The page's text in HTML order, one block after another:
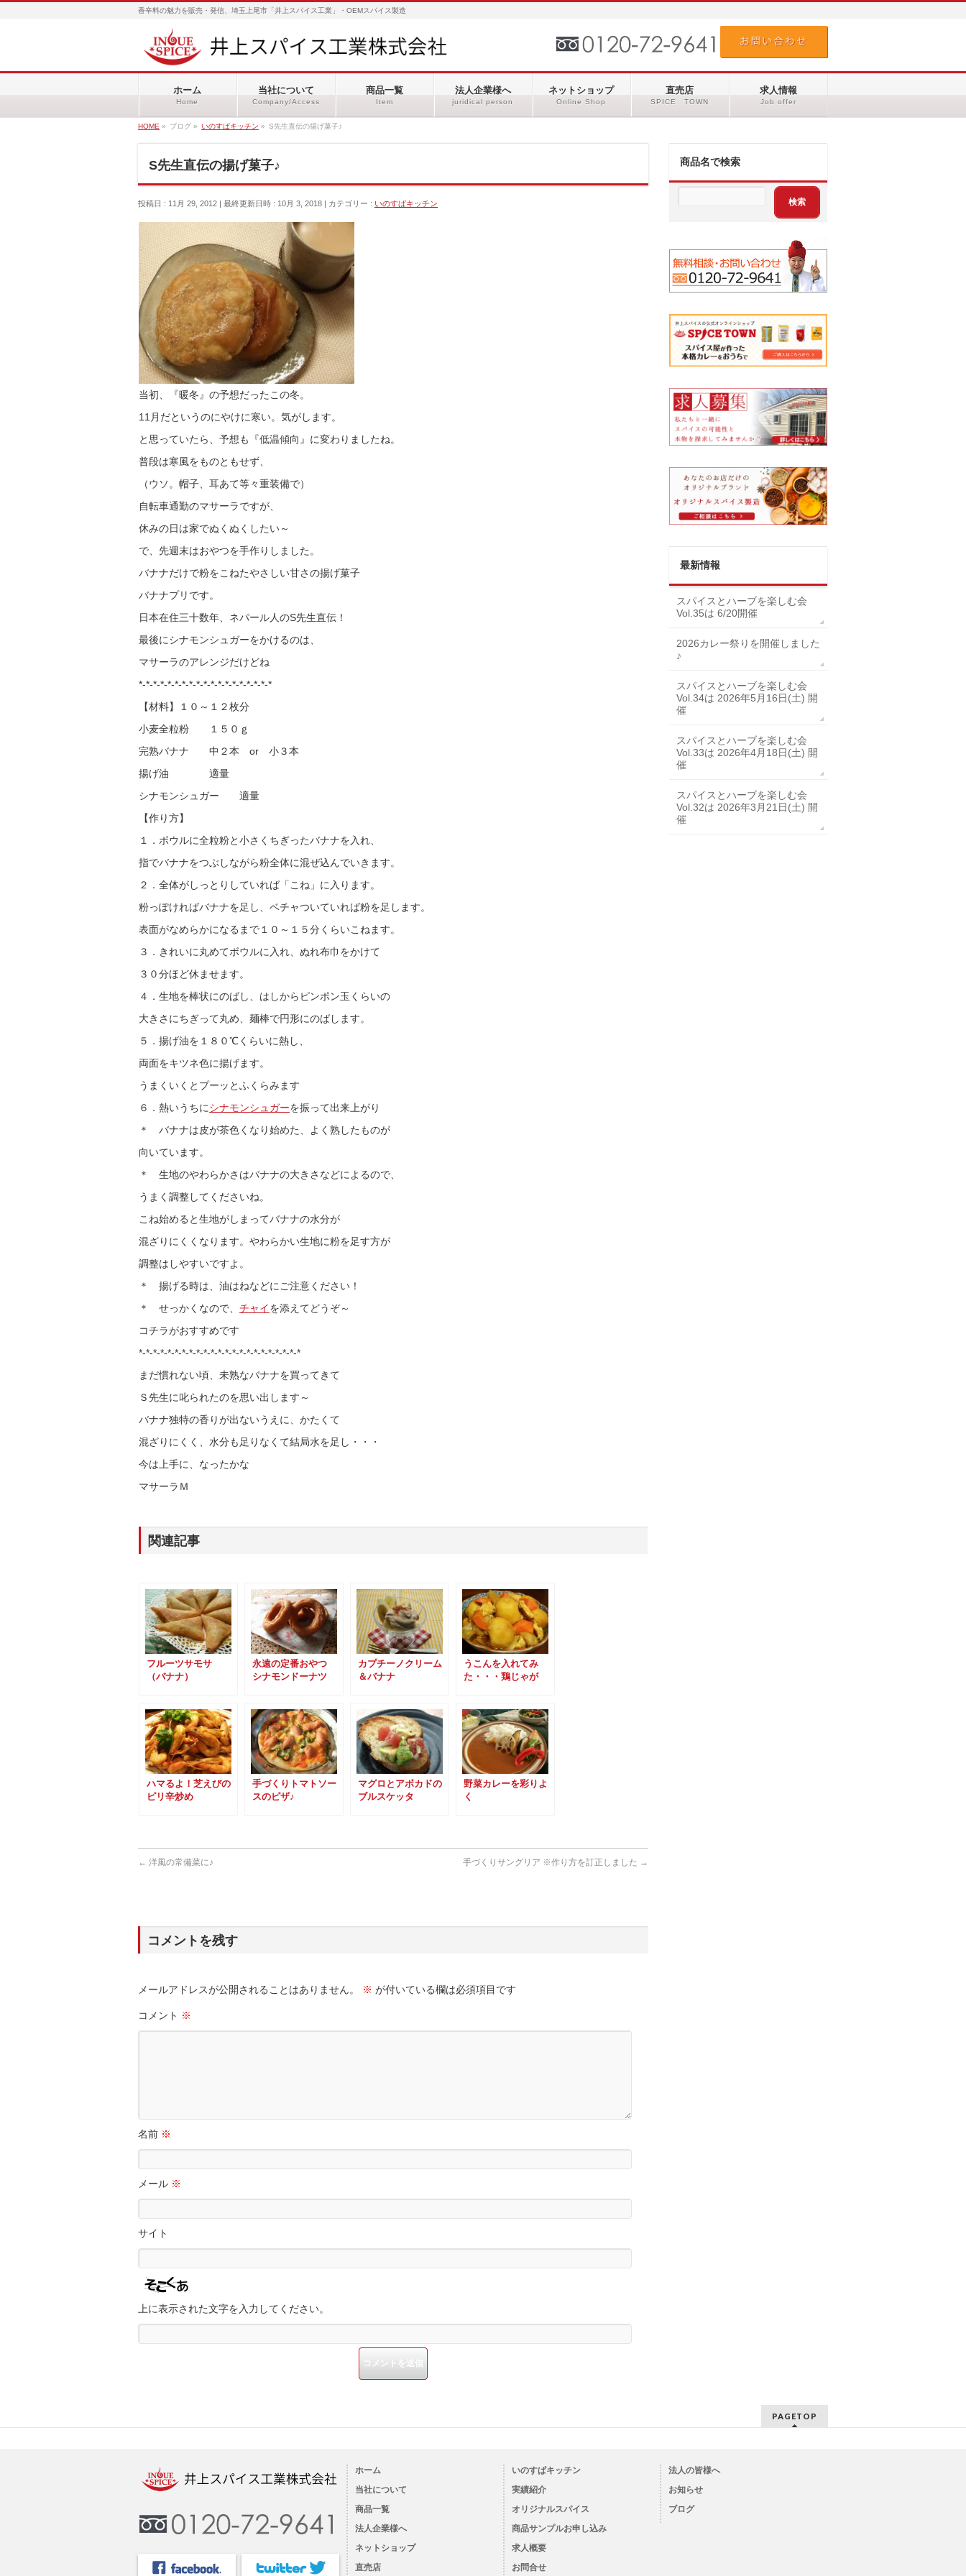
香辛料の魅力を販売・発信、埼玉上尾市「井上スパイス工業」・OEMスパイス製造
ホーム
Home
当社について
Company/Access
商品一覧
Item
法人企業様へ
juridical person
ネットショップ
Online Shop
直売店
SPICE TOWN
求人情報
Job offer
HOME » ブログ » いのすぱキッチン » S先生直伝の揚げ菓子♪
S先生直伝の揚げ菓子♪
投稿日 : 11月 29, 2012 最終更新日時 : 10月 3, 2018 カテゴリー : いのすぱキッチン
当初、『暖冬』の予想だったこの冬。
11月だというのにやけに寒い。気がします。
と思っていたら、予想も『低温傾向』に変わりましたね。
普段は寒風をものともせず、
（ウソ。帽子、耳あて等々重装備で）
自転車通勤のマサーラですが、
休みの日は家でぬくぬくしたい～
で、先週末はおやつを手作りしました。
バナナだけで粉をこねたやさしい甘さの揚げ菓子
バナナプリです。
日本在住三十数年、ネパール人のS先生直伝！
最後にシナモンシュガーをかけるのは、
マサーラのアレンジだけどね
*-*-*-*-*-*-*-*-*-*-*-*-*-*-*-*-*-*-*
【材料】１０～１２枚分
小麦全粒粉 １５０ｇ
完熟バナナ 中２本 or 小３本
揚げ油 適量
シナモンシュガー 適量
【作り方】
１．ボウルに全粒粉と小さくちぎったバナナを入れ、
指でバナナをつぶしながら粉全体に混ぜ込んでいきます。
２．全体がしっとりしていれば「こね」に入ります。
粉っぽければバナナを足し、ベチャついていれば粉を足します。
表面がなめらかになるまで１０～１５分くらいこねます。
３．きれいに丸めてボウルに入れ、ぬれ布巾をかけて
３０分ほど休ませます。
４．生地を棒状にのばし、はしからピンポン玉くらいの
大きさにちぎって丸め、麺棒で円形にのばします。
５．揚げ油を１８０℃くらいに熱し、
両面をキツネ色に揚げます。
うまくいくとプーッとふくらみます
６．熱いうちにシナモンシュガーを振って出来上がり
＊ バナナは皮が茶色くなり始めた、よく熟したものが
向いています。
＊ 生地のやわらかさはバナナの大きさなどによるので、
うまく調整してくださいね。
こね始めると生地がしまってバナナの水分が
混ざりにくくなります。やわらかい生地に粉を足す方が
調整はしやすいですよ。
＊ 揚げる時は、油はねなどにご注意ください！
＊ せっかくなので、 チャイを添えてどうぞ～
コチラがおすすめです
*-*-*-*-*-*-*-*-*-*-*-*-*-*-*-*-*-*-*-*-*-*-*
まだ慣れない頃、未熟なバナナを買ってきて
Ｓ先生に叱られたのを思い出します～
バナナ独特の香りが出ないうえに、かたくて
混ざりにくく、水分も足りなくて結局水を足し・・・
今は上手に、なったかな
マサーラＭ
関連記事
フルーツサモサ
（バナナ）
永遠の定番おやつ
シナモンドーナツ
カプチーノクリーム
＆バナナ
うこんを入れてみ
た・・・鶏じゃが
ハマるよ！芝えびの
ピリ辛炒め
手づくりトマトソー
スのピザ♪
マグロとアボカドの
ブルスケッタ
野菜カレーを彩りよ
く
← 洋風の常備菜に♪ 手づくりサングリア ※作り方を訂正しました →
コメントを残す
メールアドレスが公開されることはありません。 ※ が付いている欄は必須項目です
コメント ※
名前 ※
メール ※
サイト
上に表示された文字を入力してください。
商品名で検索
最新情報
スパイスとハーブを楽しむ会
Vol.35は 6/20開催
2026カレー祭りを開催しました
♪
スパイスとハーブを楽しむ会
Vol.34は 2026年5月16日(土) 開
催
スパイスとハーブを楽しむ会
Vol.33は 2026年4月18日(土) 開
催
スパイスとハーブを楽しむ会
Vol.32は 2026年3月21日(土) 開
催
PAGETOP
ホーム
当社について
商品一覧
法人企業様へ
ネットショップ
直売店
いのすぱキッチン
実績紹介
オリジナルスパイス
商品サンプルお申し込み
求人概要
お問合せ
法人の皆様へ
お知らせ
ブログ